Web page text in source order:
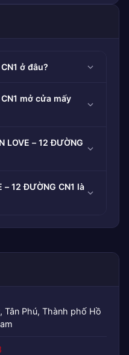
ở đâu?
CN1 mở cửa mấy
LOVE – 12 ĐƯỜNG
– 12 ĐƯỜNG CN1 là
Tân Phú, Thành phố Hồ